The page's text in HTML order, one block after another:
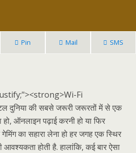
Pin Mail SMS
Fi
दुनिया की सबसे जरूरी जरूरतों में से एक
ऑनलाइन पढ़ाई करनी हो या फिर
का सहारा लेना हो हर जगह एक स्थिर
होती है. हालांकि, कई बार ऐसा